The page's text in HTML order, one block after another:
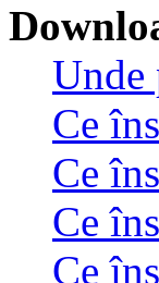
Unde
Ce
Ce
Ce
Ce